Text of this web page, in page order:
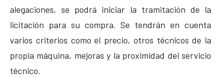
alegaciones, se podrá iniciar la tramitación de la
licitación para su compra. Se tendrán en cuenta
varios criterios como el precio, otros técnicos de la
propia máquina, mejoras y la proximidad del servicio
técnico.